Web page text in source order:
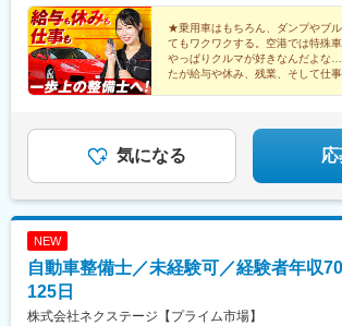
玉、千葉、茨城、栃木、群馬、山梨【東海・
阜、静岡、三重、新潟、長野、富山、石川、
兵庫、京都、奈良、滋賀、和歌山【中国・四
山、鳥取、島根、香川、徳島、愛媛、高知【
熊本、佐賀、大分、鹿児島、宮崎、長崎、沖
(同待遇/最長6ヵ月)※海外赴任手当や各種手当
とは別途支給いたします。【年収例】年収
コール／35歳 経験3年／月給39万円年収650
プロジェクト／40歳 経験5年／月給57万円年
ー開発実験評価／27歳 経験2年／月給37万円
★乗用車はもちろん、ダンプやブ
てもワクワクする。空港では特殊車
やっぱりクルマが好きなんだよな
たが給与や休み、残業、そして仕事
気になる
NEW
自動車整備士／未経験可／経験者年収
125日
株式会社ネクステージ【プライム市場】